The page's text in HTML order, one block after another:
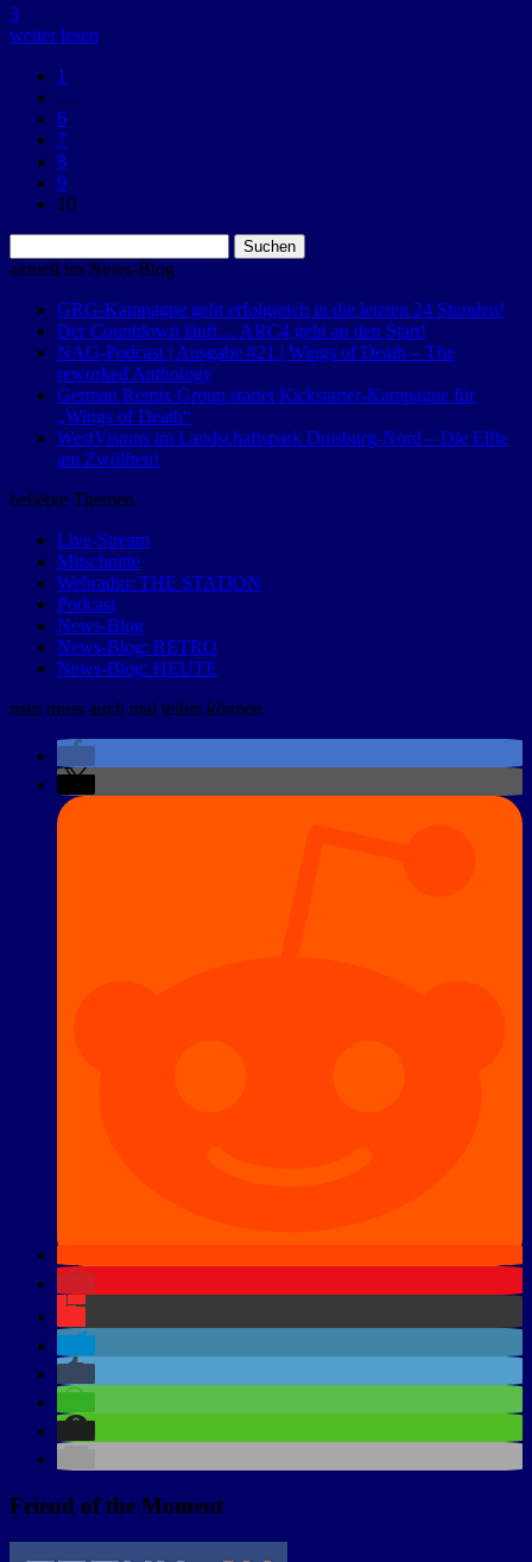
3
weiter lesen
1
…
6
7
8
9
10
nach:
aktuell im News-Blog
GRG-Kampagne geht erfolgreich in die letzten 24 Stunden!
Der Countdown läuft… ARC4 geht an den Start!
NAG-Podcast | Ausgabe #21 | Wings of Death – The
reworked Anthology
German Remix Group startet Kickstarter-Kampagne für
„Wings of Death“
WestVisions im Landschaftspark Duisburg-Nord – Die Elfte
am Zwölften!
beliebte Themen
Live-Stream
Mitschnitte
Webradio: THE STATION
Podcast
News-Blog
News-Blog: RETRO
News-Blog: HEUTE
man muss auch mal teilen können
Friend of the Moment